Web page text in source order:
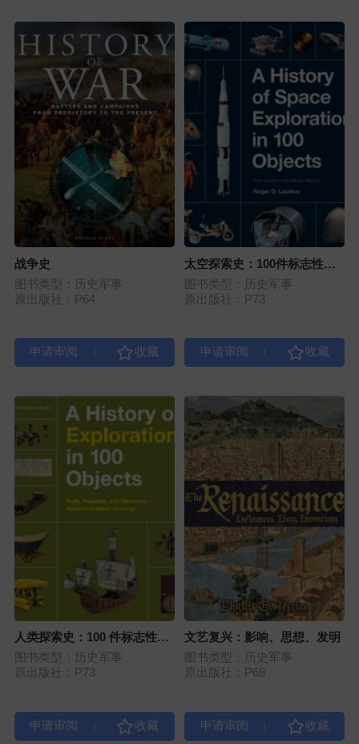
战争史
图书类型：历史军事
原出版社：P64
太空探索史：100件标志性物
品
图书类型：历史军事
原出版社：P73
人类探索史：100 件标志性物
品
图书类型：历史军事
原出版社：P73
文艺复兴：影响、思想、发明
图书类型：历史军事
原出版社：P68